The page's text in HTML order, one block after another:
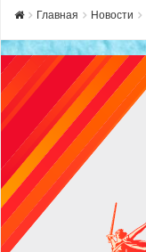
Главная Новости